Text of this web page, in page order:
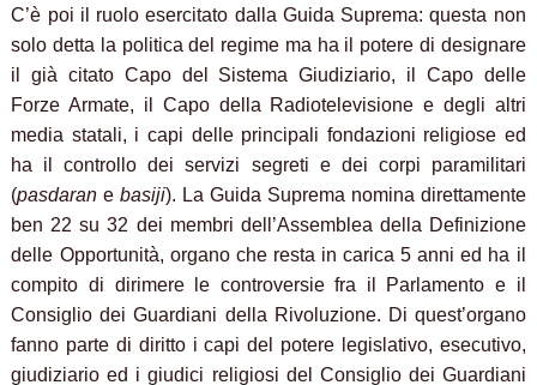
C’è poi il ruolo esercitato dalla Guida Suprema: questa non
solo detta la politica del regime ma ha il potere di designare
il già citato Capo del Sistema Giudiziario, il Capo delle
Forze Armate, il Capo della Radiotelevisione e degli altri
media statali, i capi delle principali fondazioni religiose ed
ha il controllo dei servizi segreti e dei corpi paramilitari
(pasdaran ebasiji). La Guida Suprema nomina direttamente
ben 22 su 32 dei membri dell’Assemblea della Definizione
delle Opportunità, organo che resta in carica 5 anni ed ha il
compito di dirimere le controversie fra il Parlamento e il
Consiglio dei Guardiani della Rivoluzione. Di quest’organo
fanno parte di diritto i capi del potere legislativo, esecutivo,
giudiziario ed i giudici religiosi del Consiglio dei Guardiani